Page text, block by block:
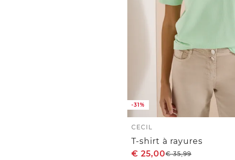
-31%
CECIL
T-shirt à rayures
€ 25,00€35,99